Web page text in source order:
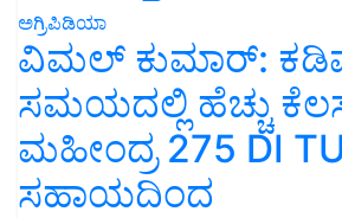
ಅಗ್ರಿಪಿಡಿಯಾ
ವಿಮಲ್ ಕುಮಾರ್:
ಸಮಯದಲ್ಲಿ ಹೆಚ್ಚು
ಮಹೀಂದ್ರ 275 DI
ಸಹಾಯದಿಂದ